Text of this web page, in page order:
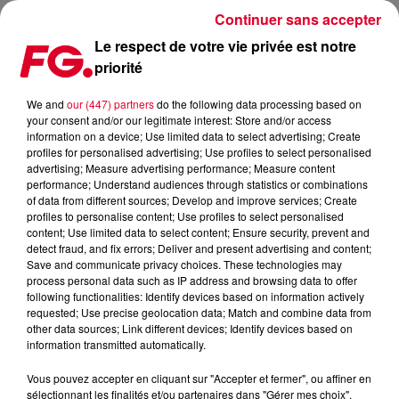
UN MONOPRIX TRANSFORMÉ EN CLUB ÉPHÉMÈRE
Publié : 2 septembre 2019 à 9h17 par Christophe HUBERT
Le respect de votre vie privée est notre
priorité
We and our (447) partnersdo the following data processing based on
your consent and/or our legitimate interest: Store and/or access
information on a device; Use limited data to select advertising; Create
profiles for personalised advertising; Use profiles to select personalised
advertising; Measure advertising performance; Measure content
performance; Understand audiences through statistics or combinations
of data from different sources; Develop and improve services; Create
profiles to personalise content; Use profiles to select personalised
content; Use limited data to select content; Ensure security, prevent and
detect fraud, and fix errors; Deliver and present advertising and content;
Save and communicate privacy choices. These technologies may
process personal data such as IP address and browsing data to offer
following functionalities: Identify devices based on information actively
requested; Use precise geolocation data; Match and combine data from
other data sources; Link different devices; Identify devices based on
information transmitted automatically.
Vous pouvez accepter en cliquant sur "Accepter et fermer", ou affiner en
sélectionnant les finalités et/ou partenaires dans "Gérer mes choix".
Continuer sans accepter